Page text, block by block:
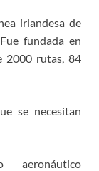
irlandesa de
fundada en
2000 rutas, 84
se necesitan
aeronáutico